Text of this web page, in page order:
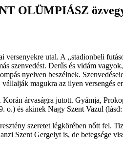
OLÜMPIÁSZ
utal. A ,,stadionbeli
szenvedést. Derűs és vidám
nyelven beszélnek.
magukra az ilyen versengés
árvaságra jutott. Gyámja,
és akinek Nagy Szent Vazul
szeretet légkörében nőtt fel.
Szent Gergelyt is, de betegsége